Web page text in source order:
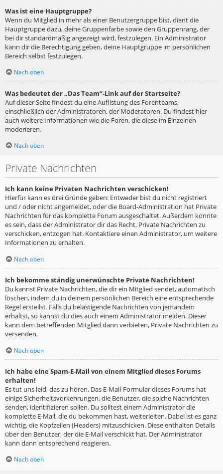
Was ist eine Hauptgruppe?
Wenn du Mitglied in mehr als einer Benutzergruppe bist, dient die
Hauptgruppe dazu, deine Gruppenfarbe sowie den Gruppenrang, der
bei dir standardmäßig angezeigt wird, festzulegen. Ein Administrator
kann dir die Berechtigung geben, deine Hauptgruppe im persönlichen
Bereich selbst festzulegen.
Nach oben
Was bedeutet der „Das Team“-Link auf der Startseite?
Auf dieser Seite findest du eine Auflistung des Forenteams,
einschließlich der Administratoren, der Moderatoren. Du findest hier
auch weitere Informationen wie die Foren, die diese im Einzelnen
moderieren.
Nach oben
Private Nachrichten
Ich kann keine Privaten Nachrichten verschicken!
Hierfür kann es drei Gründe geben: Entweder bist du nicht registriert
und / oder nicht angemeldet, oder die Board-Administration hat Private
Nachrichten für das komplette Forum ausgeschaltet. Außerdem könnte
es sein, dass der Administrator dir das Recht, Private Nachrichten zu
verschicken, entzogen hat. Kontaktiere einen Administrator, um weitere
Informationen zu erhalten.
Nach oben
Ich bekomme ständig unerwünschte Private Nachrichten!
Du kannst Private Nachrichten, die dir ein Mitglied sendet, automatisch
löschen, indem du in deinem persönlichen Bereich eine entsprechende
Regel erstellst. Falls du belästigende Nachrichten von jemandem
erhältst, so kannst du dies auch einem Administrator melden. Dieser
kann dem betreffenden Mitglied dann verbieten, Private Nachrichten zu
versenden.
Nach oben
Ich habe eine Spam-E-Mail von einem Mitglied dieses Forums
erhalten!
Es tut uns leid, das zu hören. Das E-Mail-Formular dieses Forums hat
einige Sicherheitsvorkehrungen, die Benutzer, die solche Nachrichten
senden, identifizieren sollen. Du solltest einem Administrator die
komplette E-Mail, die du bekommen hast, weiterleiten. Dabei ist es ganz
wichtig, die Kopfzeilen (Headers) mitzuschicken. Diese enthalten Details
über den Benutzer, der die E-Mail verschickt hat. Der Administrator
kann dann entsprechend reagieren.
Nach oben